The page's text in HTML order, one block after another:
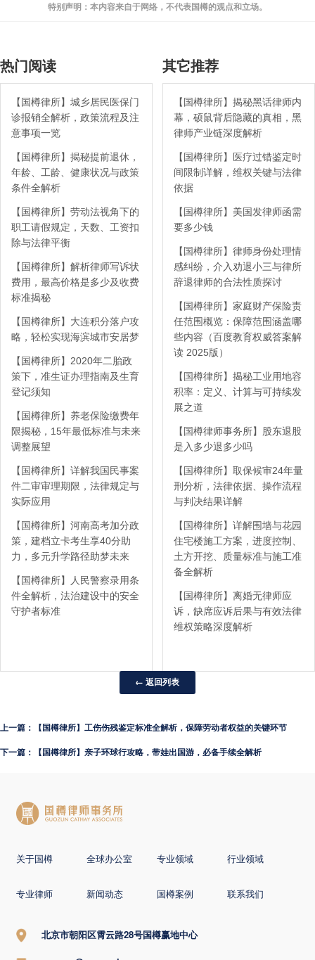
特别声明：本内容来自于网络，不代表国樽的观点和立场。
热门阅读
【国樽律所】城乡居民医保门
诊报销全解析，政策流程及注
意事项一览
【国樽律所】揭秘提前退休，
年龄、工龄、健康状况与政策
条件全解析
【国樽律所】劳动法视角下的
职工请假规定，天数、工资扣
除与法律平衡
【国樽律所】解析律师写诉状
费用，最高价格是多少及收费
标准揭秘
【国樽律所】大连积分落户攻
略，轻松实现海滨城市安居梦
【国樽律所】2020年二胎政
策下，准生证办理指南及生育
登记须知
【国樽律所】养老保险缴费年
限揭秘，15年最低标准与未来
调整展望
【国樽律所】详解我国民事案
件二审审理期限，法律规定与
实际应用
【国樽律所】河南高考加分政
策，建档立卡考生享40分助
力，多元升学路径助梦未来
【国樽律所】人民警察录用条
件全解析，法治建设中的安全
守护者标准
其它推荐
【国樽律所】揭秘黑话律师内
幕，硕鼠背后隐藏的真相，黑
律师产业链深度解析
【国樽律所】医疗过错鉴定时
间限制详解，维权关键与法律
依据
【国樽律所】美国发律师函需
要多少钱
【国樽律所】律师身份处理情
感纠纷，介入劝退小三与律所
辞退律师的合法性质探讨
【国樽律所】家庭财产保险责
任范围概览：保障范围涵盖哪
些内容（百度教育权威答案解
读 2025版）
【国樽律所】揭秘工业用地容
积率：定义、计算与可持续发
展之道
【国樽律师事务所】股东退股
是入多少退多少吗
【国樽律所】取保候审24年量
刑分析，法律依据、操作流程
与判决结果详解
【国樽律所】详解围墙与花园
住宅楼施工方案，进度控制、
土方开挖、质量标准与施工准
备全解析
【国樽律所】离婚无律师应
诉，缺席应诉后果与有效法律
维权策略深度解析
← 返回列表
上一篇：【国樽律所】工伤伤残鉴定标准全解析，保障劳动者权益的关键环节
下一篇：【国樽律所】亲子环球行攻略，带娃出国游，必备手续全解析
关于国樽 全球办公室 专业领域 行业领域
专业律师 新闻动态 国樽案例 联系我们
北京市朝阳区霄云路28号国樽赢地中心